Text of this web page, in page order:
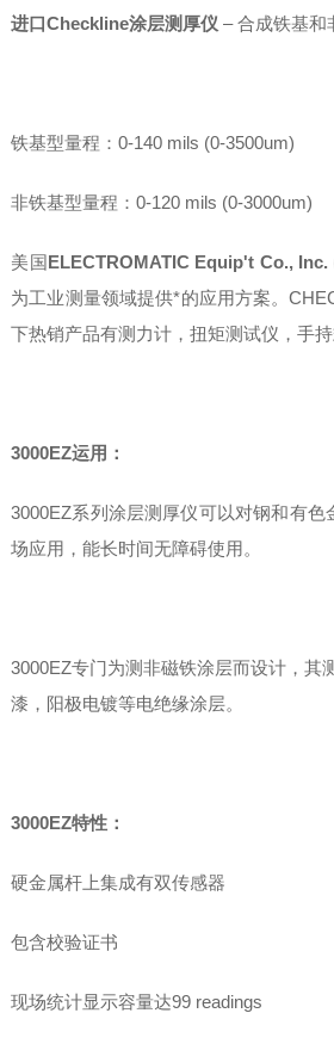
进口Checkline涂层测厚仪 –合成铁基和
铁基型量程：0-140 mils (0-3500um)
非铁基型量程：0-120 mils (0-3000um)
美国ELECTROMATIC Equip't Co., Inc.
为工业测量领域提供*的应用方案。
下热销产品有测力计，扭矩测试仪，手
3000EZ运用：
3000EZ系列涂层测厚仪可以对钢和有
场应用，能长时间无障碍使用。
3000EZ专门为测非磁铁涂层而设计，其
漆，阳极电镀等电绝缘涂层。
3000EZ特性：
硬金属杆上集成有双传感器
包含校验证书
现场统计显示容量达99 readings